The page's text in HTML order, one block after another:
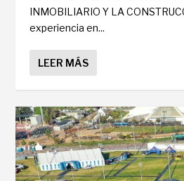
INMOBILIARIO Y LA
experiencia en...
LEER MÁS